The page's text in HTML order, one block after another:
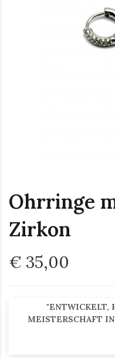
Ohrringe
Zirkon
€ 35,00
"ENTWICKELT,
MEISTERSCHAFT